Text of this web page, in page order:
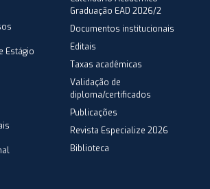
Estágio
Graduação EAD 2026/2
Documentos institucionais
Editais
Taxas acadêmicas
Validação de
diploma/certificados
Publicações
Revista Especialize 2026
Biblioteca